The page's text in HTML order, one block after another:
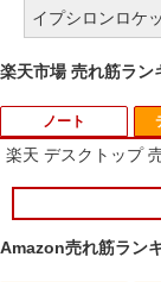
イプシロンロケ
楽天市場 売れ筋ラン
ノート
楽天 デスクトップ
Amazon売れ筋ラン